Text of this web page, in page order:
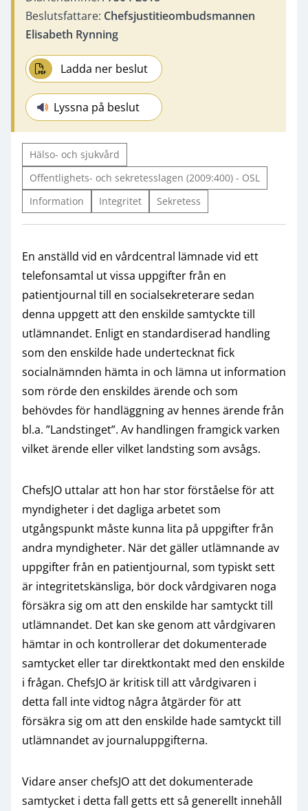
Beslutsfattare: Chefsjustitieombudsmannen
Elisabeth Rynning
Ladda ner beslut
Lyssna på beslut
Hälso- och sjukvård
Offentlighets- och sekretesslagen (2009:400) - OSL
Information
Integritet Sekretess
En anställd vid en vårdcentral lämnade vid ett
telefonsamtal ut vissa uppgifter från en
patientjournal till en socialsekreterare sedan
denna uppgett att den enskilde samtyckte till
utlämnandet. Enligt en standardiserad handling
som den enskilde hade undertecknat fick
socialnämnden hämta in och lämna ut information
som rörde den enskildes ärende och som
behövdes för handläggning av hennes ärende från
bl.a. ”Landstinget”. Av handlingen framgick varken
vilket ärende eller vilket landsting som avsågs.
ChefsJO uttalar att hon har stor förståelse för att
myndigheter i det dagliga arbetet som
utgångspunkt måste kunna lita på uppgifter från
andra myndigheter. När det gäller utlämnande av
uppgifter från en patientjournal, som typiskt sett
är integritetskänsliga, bör dock vårdgivaren noga
försäkra sig om att den enskilde har samtyckt till
utlämnandet. Det kan ske genom att vårdgivaren
hämtar in och kontrollerar det dokumenterade
samtycket eller tar direktkontakt med den enskilde
i frågan. ChefsJO är kritisk till att vårdgivaren i
detta fall inte vidtog några åtgärder för att
försäkra sig om att den enskilde hade samtyckt till
utlämnandet av journaluppgifterna.
Vidare anser chefsJO att det dokumenterade
samtycket i detta fall getts ett så generellt innehåll